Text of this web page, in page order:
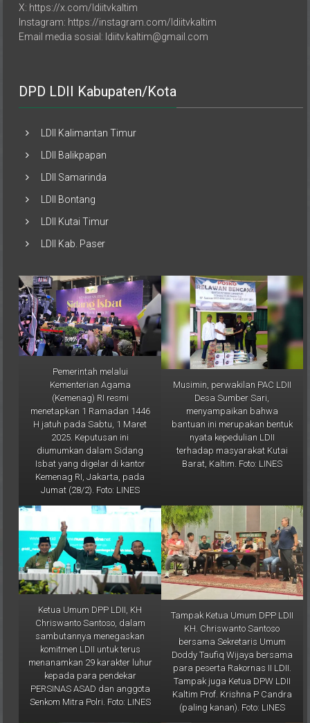
Instagram: https://instagram.com/ldiitvkaltim
Email media sosial: ldiitv.kaltim@gmail.com
LDII Samarinda
LDII Kutai Timur
Pemerintah melalui
Kementerian Agama
(Kemenag) RI resmi
menetapkan 1 Ramadan 1446
H jatuh pada Sabtu, 1 Maret
2025. Keputusan ini
diumumkan dalam Sidang
Isbat yang digelar di kantor
Kemenag RI, Jakarta, pada
Jumat (28/2). Foto: LINES
Musimin, perwakilan PAC LDII
Desa Sumber Sari,
menyampaikan bahwa
bantuan ini merupakan bentuk
nyata kepedulian LDII
terhadap masyarakat Kutai
Barat, Kaltim. Foto: LINES
Ketua Umum DPP LDII, KH
Chriswanto Santoso, dalam
sambutannya menegaskan
komitmen LDII untuk terus
menanamkan 29 karakter luhur
kepada para pendekar
PERSINAS ASAD dan anggota
Senkom Mitra Polri. Foto: LINES
Tampak Ketua Umum DPP LDII
KH. Chriswanto Santoso
bersama Sekretaris Umum
Doddy Taufiq Wijaya bersama
para peserta Rakornas II LDII.
Tampak juga Ketua DPW LDII
Kaltim Prof. Krishna P Candra
(paling kanan). Foto: LINES